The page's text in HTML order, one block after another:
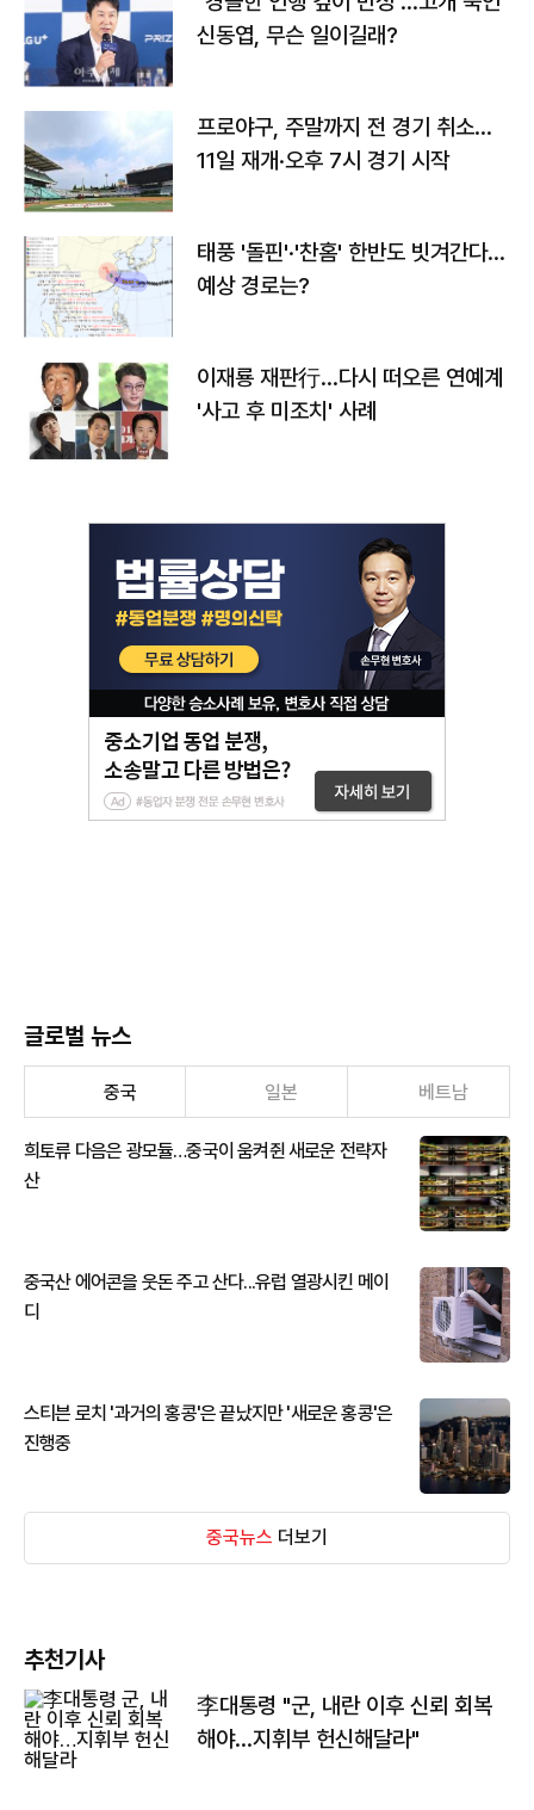
신동엽, 무슨 일이길래?
프로야구, 주말까지 전 경기 취소…
11일 재개·오후 7시 경기 시작
태풍 '돌핀'·'찬홈' 한반도 빗겨간다…
예상 경로는?
이재룡 재판行…다시 떠오른 연예계
'사고 후 미조치' 사례
글로벌 뉴스
중국 일본 베트남
희토류 다음은 광모듈…중국이 움켜쥔 새로운 전략자
산
중국산 에어콘을 웃돈 주고 산다...유럽 열광시킨 메이
디
스티븐 로치 '과거의 홍콩'은 끝났지만 '새로운 홍콩'은
진행중
중국뉴스 더보기
추천기사
李대통령 "군, 내란 이후 신뢰 회복
해야…지휘부 헌신해달라"